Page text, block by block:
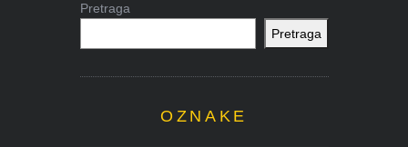
Pretraga
Pretraga
OZNAKE